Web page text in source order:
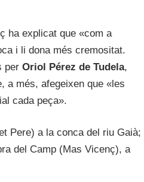
ha explicat que «com a
i li dona més cremositat.
per Oriol Pérez de Tudela,
a més, afegeixen que «les
cada peça».
Pere) a la conca del riu Gaià;
del Camp (Mas Vicenç), a